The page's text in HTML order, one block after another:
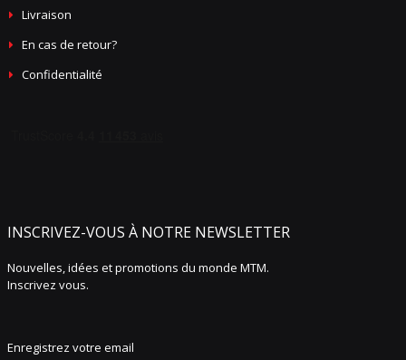
Livraison
En cas de retour?
Confidentialité
INSCRIVEZ-VOUS À NOTRE NEWSLETTER
Nouvelles, idées et promotions du monde MTM.
Inscrivez vous.
Enregistrez votre email